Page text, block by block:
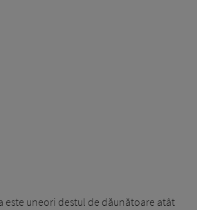
este uneori destul de dăunătoare atât